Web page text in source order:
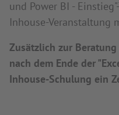
und Power BI -
Inhouse-Veranstaltung
Zusätzlich zur
nach dem Ende der
Inhouse-Schulung ein